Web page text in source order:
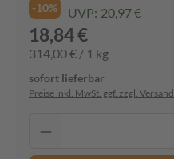
-10% UVP: 20,97 €
18,84 €
314,00 € / 1 kg
sofort lieferbar
Preise inkl. MwSt. ggf. zzgl.